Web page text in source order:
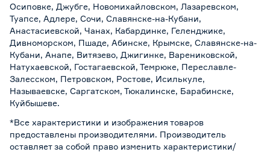
Осиповке, Джубге, Новомихайловском, Лазаревском,
Туапсе, Адлере, Сочи, Славянске-на-Кубани,
Анастасиевской, Чанах, Кабардинке, Геленджике,
Дивноморском, Пшаде, Абинске, Крымске, Славянске-на-
Кубани, Анапе, Витязево, Джигинке, Варениковской,
Натухаевской, Гостагаевской, Темрюке, Переславле-
Залесском, Петровском, Ростове, Исилькуле,
Называевске, Саргатском, Тюкалинске, Барабинске,
Куйбышеве.
*Все характеристики и изображения товаров
предоставлены производителями. Производитель
оставляет за собой право изменить характеристики/